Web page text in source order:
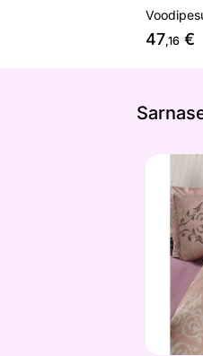
47,16 €